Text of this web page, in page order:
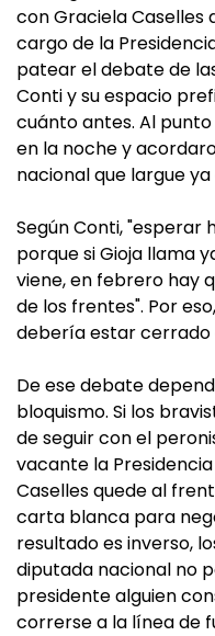
con Graciela
cargo de la
patear el debate de
Conti y su espacio
cuánto antes. Al
en la noche y
nacional que largue
Según Conti, "esperar
porque si Gioja llama
viene, en febrero hay
de los frentes". Por
debería estar cerrado
De ese debate
bloquismo. Si los
de seguir con el
vacante la
Caselles quede al
carta blanca para
resultado es inverso,
diputada nacional no
presidente alguien
correrse a la línea de